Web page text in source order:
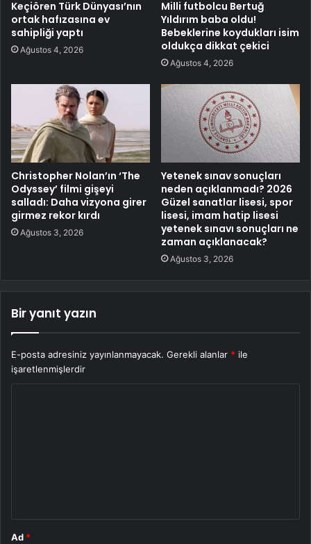
Keçiören Türk Dünyası’nın
ortak hafızasına ev
sahipliği yaptı
Ağustos 4, 2026
Milli futbolcu Bertuğ
Yıldırım baba oldu!
Bebeklerine koydukları isim
oldukça dikkat çekici
Ağustos 4, 2026
Christopher Nolan’ın ‘The
Odyssey’ filmi gişeyi
salladı: Daha vizyona girer
girmez rekor kırdı
Ağustos 3, 2026
Yetenek sınav sonuçları
neden açıklanmadı? 2026
Güzel sanatlar lisesi, spor
lisesi, imam hatip lisesi
yetenek sınavı sonuçları ne
zaman açıklanacak?
Ağustos 3, 2026
Bir yanıt yazın
E-posta adresiniz yayınlanmayacak. Gerekli alanlar * ile
işaretlenmişlerdir
Ad *